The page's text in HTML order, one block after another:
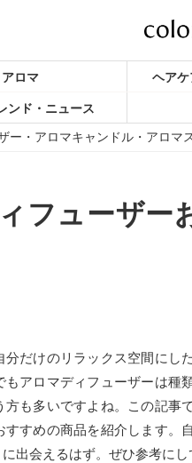
アロマ ヘア
ンド・ニュース
ー・アロマキャンドル・アロマ
フューザー
分だけのリラックス空間にし
アロマディフューザーは種
も多いですよね。この記事
すすめの商品を紹介します。
出会えるはず。ぜひ参考にし